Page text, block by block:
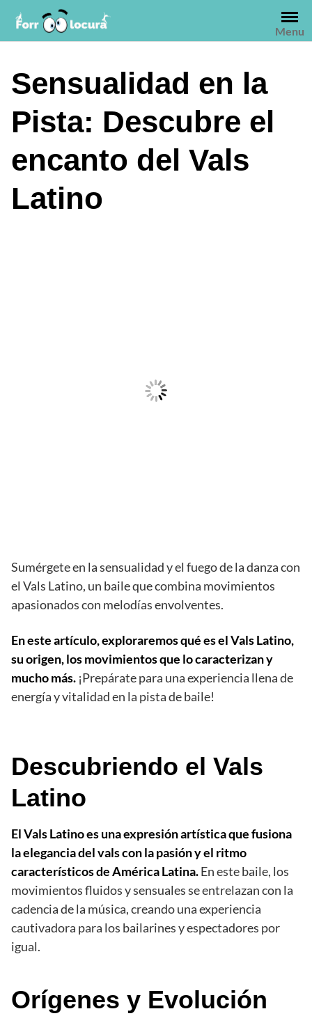
contenido
Menu
Sensualidad en la
Pista: Descubre el
encanto del Vals
Latino
Sumérgete en la sensualidad y el fuego de la danza con
el Vals Latino, un baile que combina movimientos
apasionados con melodías envolventes.
En este artículo, exploraremos qué es el Vals Latino,
su origen, los movimientos que lo caracterizan y
mucho más. ¡Prepárate para una experiencia llena de
energía y vitalidad en la pista de baile!
Descubriendo el Vals
Latino
El Vals Latino es una expresión artística que fusiona
la elegancia del vals con la pasión y el ritmo
característicos de América Latina.En este baile, los
movimientos fluidos y sensuales se entrelazan con la
cadencia de la música, creando una experiencia
cautivadora para los bailarines y espectadores por
igual.
Orígenes y Evolución